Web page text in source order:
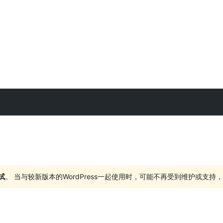
。 当与较新版本的WordPress一起使用时，可能不再受到维护或支持